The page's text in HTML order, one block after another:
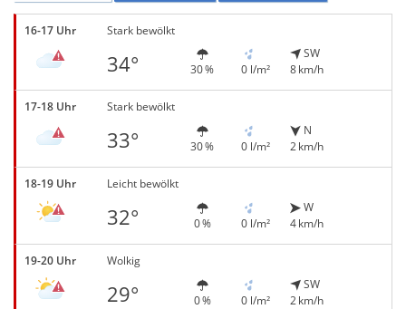
16-17 Uhr Stark bewölkt
34° 30 % 0 l/m²
SW
8 km/h
17-18 Uhr Stark bewölkt
33° 30 % 0 l/m²
N
2 km/h
18-19 Uhr Leicht bewölkt
32° 0 % 0 l/m²
W
4 km/h
19-20 Uhr Wolkig
29° 0 % 0 l/m²
SW
2 km/h